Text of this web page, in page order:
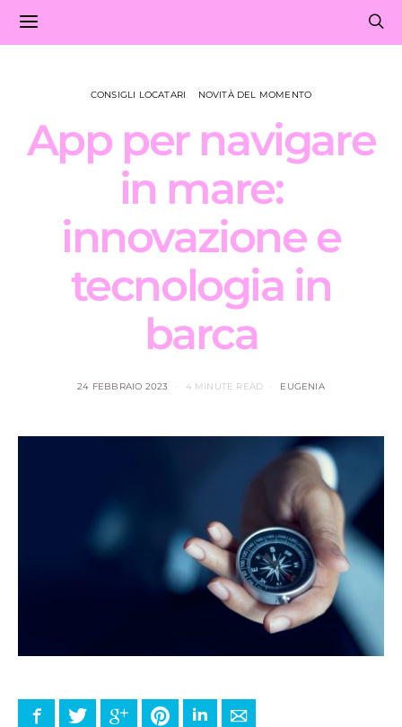
CONSIGLI LOCATARI NOVITÀ DEL MOMENTO
App per navigare
in mare:
innovazione e
tecnologia in
barca
24 FEBBRAIO 2023 4 MINUTE READ EUGENIA
FacebookTwitter Google+ PinterestLinkedInE-mail